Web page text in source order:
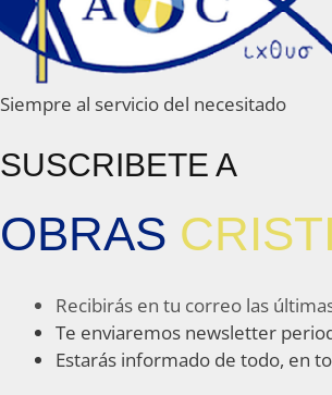
Siempre al servicio del necesitado
SUSCRIBETE A
OBRAS
Recibirás en tu correo las
Te enviaremos newsletter
Estarás informado de todo, en